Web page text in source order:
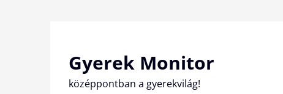
Gyerek Monitor
középpontban a gyerekvilág!